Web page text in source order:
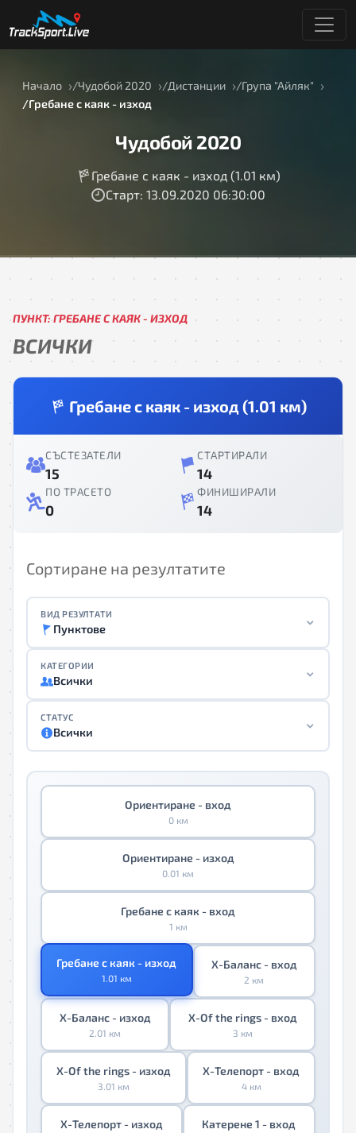
Начало Чудобой 2020 Дистанции
Група "Айляк"
Гребане с каяк - изход
Чудобой 2020
Гребане с каяк - изход (1.01 км)
Старт: 13.09.2020 06:30:00
ПУНКТ: ГРЕБАНЕ С КАЯК - ИЗХОД
ВСИЧКИ
Гребане с каяк - изход (1.01 км)
СЪСТЕЗАТЕЛИ
15
СТАРТИРАЛИ
14
ПО ТРАСЕТО
0
ФИНИШИРАЛИ
14
Сортиране на резултатите
ВИД РЕЗУЛТАТИ
Пунктове
КАТЕГОРИИ
Всички
СТАТУС
Всички
Ориентиране - вход
0 км
Ориентиране - изход
0.01 км
Гребане с каяк - вход
1 км
Гребане с каяк - изход
1.01 км
Х-Баланс - вход
2 км
Х-Баланс - изход
2.01 км
X-Of the rings - вход
3 км
X-Of the rings - изход
3.01 км
X-Телепорт - вход
4 км
X-Телепорт - изход Катерене 1 - вход